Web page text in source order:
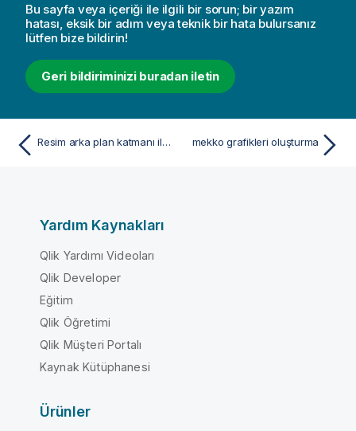
Bu sayfa veya içeriği ile ilgili bir sorun; bir yazım
hatası, eksik bir adım veya teknik bir hata bulursanız
lütfen bize bildirin!
Geri bildiriminizi buradan iletin
Resim arka plan katmanı ile harita oluşturma mekko grafikleri oluşturma
Yardım Kaynakları
Qlik Yardımı Videoları
Qlik Developer
Eğitim
Qlik Öğretimi
Qlik Müşteri Portalı
Kaynak Kütüphanesi
Ürünler